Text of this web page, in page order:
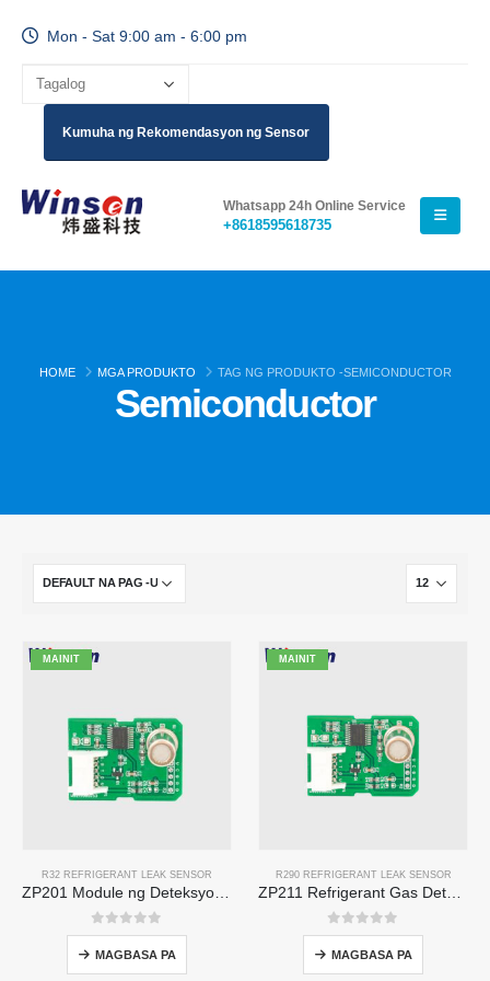
Mon - Sat 9:00 am - 6:00 pm
Kumuha ng Rekomendasyon ng Sensor
Whatsapp 24h Online Service
+8618595618735
HOME MGA PRODUKTO TAG NG PRODUKTO -SEMICONDUCTOR
Semiconductor
MAINIT
R32 REFRIGERANT LEAK SENSOR
0sa 5
MAGBASA PA
MAINIT
R290 REFRIGERANT LEAK SENSOR
0sa 5
MAGBASA PA